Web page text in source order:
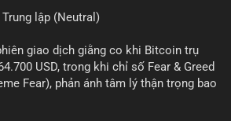
& TRUYỀN THÔNG
Fried (FTX).
báo về tình trạng stagflation (lạm phát
của Mỹ; thu nhập của người Mỹ đang
chuẩn bị nâng cấp dịch vụ giao dịch
lập (Neutral)
giao dịch giằng co khi Bitcoin trụ
USD, trong khi chỉ số Fear & Greed
Fear), phản ánh tâm lý thận trọng bao